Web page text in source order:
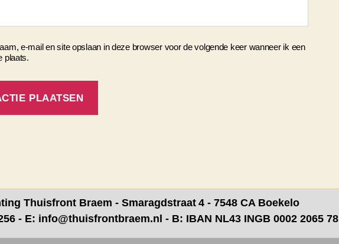
e-mail en site opslaan in deze browser voor de volgende keer wanneer ik een
plaats.
Thuisfront Braem - Smaragdstraat 4 - 7548 CA Boekelo
- E: info@thuisfrontbraem.nl - B: IBAN NL43 INGB 0002 2065 78